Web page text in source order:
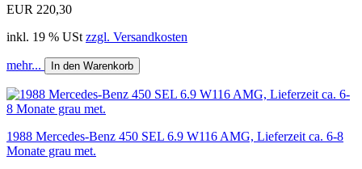
EUR 220,30
inkl. 19 % USt zzgl. Versandkosten
mehr... In den Warenkorb
1988 Mercedes-Benz 450 SEL 6.9 W116 AMG, Lieferzeit ca. 6-8
Monate grau met.